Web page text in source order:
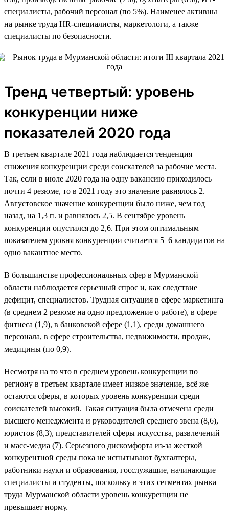
специалисты, рабочий персонал (по 5%). Наименее активны
на рынке труда HR-специалисты, маркетологи, а также
специалисты по безопасности.
Тренд четвертый: уровень
конкуренции ниже
показателей 2020 года
В третьем квартале 2021 года наблюдается тенденция
снижения конкуренции среди соискателей за рабочие места.
Так, если в июле 2020 года на одну вакансию приходилось
почти 4 резюме, то в 2021 году это значение равнялось 2.
Августовское значение конкуренции было ниже, чем год
назад, на 1,3 п. и равнялось 2,5. В сентябре уровень
конкуренции опустился до 2,6. При этом оптимальным
показателем уровня конкуренции считается 5–6 кандидатов на
одно вакантное место.
В большинстве профессиональных сфер в Мурманской
области наблюдается серьезный спрос и, как следствие
дефицит, специалистов. Трудная ситуация в сфере маркетинга
(в среднем 2 резюме на одно предложение о работе), в сфере
фитнеса (1,9), в банковской сфере (1,1), среди домашнего
персонала, в сфере строительства, недвижимости, продаж,
медицины (по 0,9).
Несмотря на то что в среднем уровень конкуренции по
региону в третьем квартале имеет низкое значение, всё же
остаются сферы, в которых уровень конкуренции среди
соискателей высокий. Такая ситуация была отмечена среди
высшего менеджмента и руководителей среднего звена (8,6),
юристов (8,3), представителей сферы искусства, развлечений
и масс-медиа (7). Серьезного дискомфорта из-за жесткой
конкурентной среды пока не испытывают бухгалтеры,
работники науки и образования, госслужащие, начинающие
специалисты и студенты, поскольку в этих сегментах рынка
труда Мурманской области уровень конкуренции не
превышает норму.